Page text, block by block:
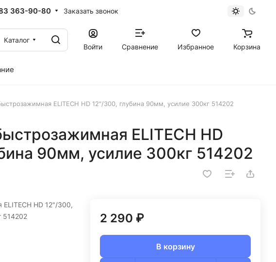
363-90-80 Заказать звонок
Каталог
Войти
Сравнение Избранное Корзина
ELITECH HD 12"/300, глубина 90мм, усилие 300кг 514202
ELITECH HD
90мм, усилие 300кг 514202
HD 12"/300,
514202
2 290 ₽
В корзину